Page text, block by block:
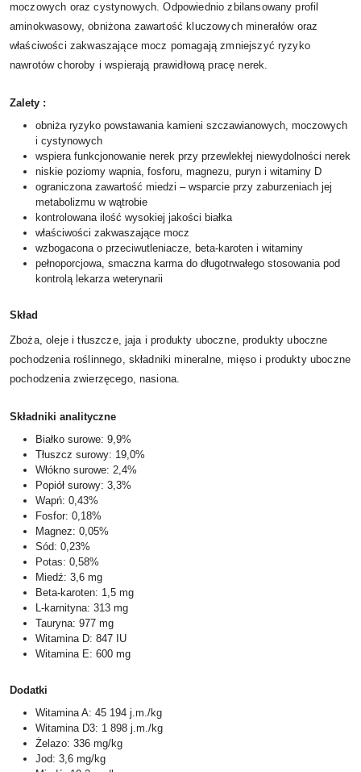
moczowych oraz cystynowych. Odpowiednio zbilansowany profil
aminokwasowy, obniżona zawartość kluczowych minerałów oraz
właściwości zakwaszające mocz pomagają zmniejszyć ryzyko
nawrotów choroby i wspierają prawidłową pracę nerek.
Zalety :
obniża ryzyko powstawania kamieni szczawianowych, moczowych
i cystynowych
wspiera funkcjonowanie nerek przy przewlekłej niewydolności nerek
niskie poziomy wapnia, fosforu, magnezu, puryn i witaminy D
ograniczona zawartość miedzi – wsparcie przy zaburzeniach jej
metabolizmu w wątrobie
kontrolowana ilość wysokiej jakości białka
właściwości zakwaszające mocz
wzbogacona o przeciwutleniacze, beta-karoten i witaminy
pełnoporcjowa, smaczna karma do długotrwałego stosowania pod
kontrolą lekarza weterynarii
Skład
Zboża, oleje i tłuszcze, jaja i produkty uboczne, produkty uboczne
pochodzenia roślinnego, składniki mineralne, mięso i produkty uboczne
pochodzenia zwierzęcego, nasiona.
Składniki analityczne
Białko surowe: 9,9%
Tłuszcz surowy: 19,0%
Włókno surowe: 2,4%
Popiół surowy: 3,3%
Wapń: 0,43%
Fosfor: 0,18%
Magnez: 0,05%
Sód: 0,23%
Potas: 0,58%
Miedź: 3,6 mg
Beta-karoten: 1,5 mg
L-karnityna: 313 mg
Tauryna: 977 mg
Witamina D: 847 IU
Witamina E: 600 mg
Dodatki
Witamina A: 45 194 j.m./kg
Witamina D3: 1 898 j.m./kg
Żelazo: 336 mg/kg
Jod: 3,6 mg/kg